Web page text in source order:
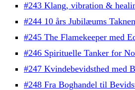
#243 Klang, vibration &
#244 10 års Jubilæums
#245 The Flamekeeper med
#246 Spirituelle Tanker for
#247 Kvindebevidsthed med
#248 Fra Boghandel til